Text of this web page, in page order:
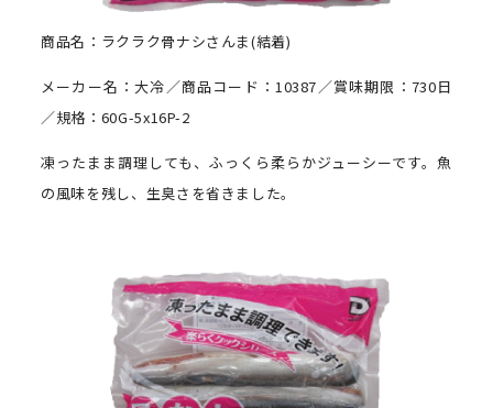
商品名：ラクラク骨ナシさんま(結着)
メーカー名：大冷／商品コード：10387／賞味期限：730日
／規格：60G-5x16P-2
凍ったまま調理しても、ふっくら柔らかジューシーです。魚
の風味を残し、生臭さを省きました。